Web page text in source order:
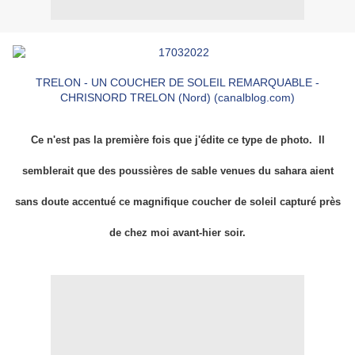
TRELON - UN COUCHER DE SOLEIL REMARQUABLE -
CHRISNORD TRELON (Nord) (canalblog.com)
Ce n'est pas la première fois que j'édite ce type de photo. Il
semblerait que des poussières de sable venues du sahara aient
sans doute accentué ce magnifique coucher de soleil capturé près
de chez moi avant-hier soir.